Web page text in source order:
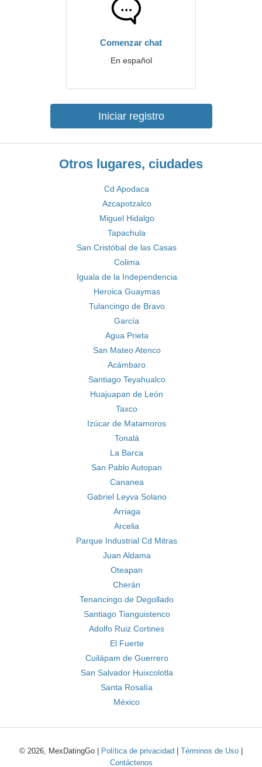
Comenzar chat
En español
Iniciar registro
Otros lugares, ciudades
Cd Apodaca
Azcapotzalco
Miguel Hidalgo
Tapachula
San Cristóbal de las Casas
Colima
Iguala de la Independencia
Heroica Guaymas
Tulancingo de Bravo
García
Agua Prieta
San Mateo Atenco
Acámbaro
Santiago Teyahualco
Huajuapan de León
Taxco
Izúcar de Matamoros
Tonalá
La Barca
San Pablo Autopan
Cananea
Gabriel Leyva Solano
Arriaga
Arcelia
Parque Industrial Cd Mitras
Juan Aldama
Oteapan
Cherán
Tenancingo de Degollado
Santiago Tianguistenco
Adolfo Ruiz Cortines
El Fuerte
Cuilápam de Guerrero
San Salvador Huixcolotla
Santa Rosalía
México
© 2026, MexDatingGo | Política de privacidad Términos de Uso
Contáctenos